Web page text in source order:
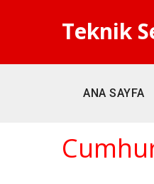
Teknik
ANA SAYFA